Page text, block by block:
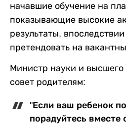
начавшие обучение на
показывающие высокие
результаты,
претендовать на
Министр науки и высшего
совет родителям:
"Если ваш ребенок
порадуйтесь вместе